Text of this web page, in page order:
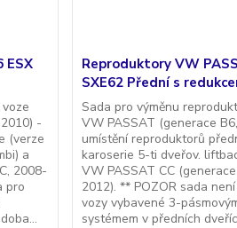
ESX
-
(verze
a
2008-
pro
Reproduktory VW
SXE62 Přední s
Sada pro výměnu
VW PASSAT (generace
umístění reproduktorů
karoserie 5-ti dveřov.
VW PASSAT CC
2012). ** POZOR sada
vozy vybavené 3-
systémem v předních